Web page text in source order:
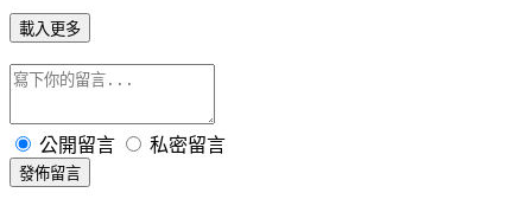
載入更多
公開留言 私密留言
發佈留言